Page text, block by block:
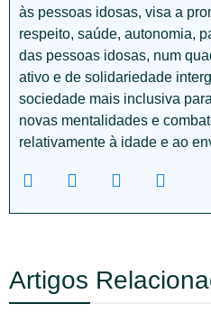
às pessoas idosas, visa a
respeito, saúde, autonomia,
das pessoas idosas, num
ativo e de solidariedade
sociedade mais inclusiva
novas mentalidades e
relativamente à idade e ao
Artigos